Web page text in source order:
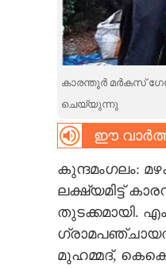
CARTOONS
LITERATURE
CONTACT US
കാരന്തൂർ മർകസ്
ചെയ്യുന്നു
ഈ വാർത്ത
കുന്ദമംഗലം:
ലക്ഷ്യമിട്ട്
തുടക്കമായി.
മുഹമ്മദ്,